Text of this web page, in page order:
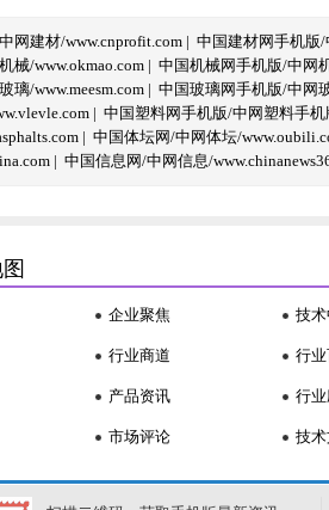
网建材/www.cnprofit.com | 中国建材网手机版/
械/www.okmao.com | 中国机械网手机版/中网
璃/www.meesm.com | 中国玻璃网手机版/中网
| 中国塑料网手机版/中网塑料手机
| 中国体坛网/中网体坛/
| 中国信息网/中网信息/
企业聚焦
行业商道
产品资讯
市场评论
技
行
行业
技